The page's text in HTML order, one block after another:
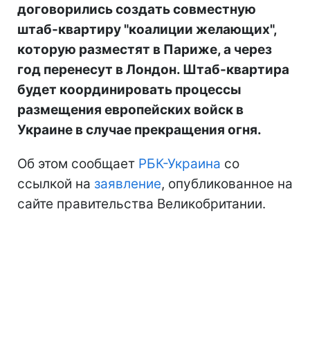
договорились создать совместную
штаб-квартиру "коалиции желающих",
которую разместят в Париже, а через
год перенесут в Лондон. Штаб-квартира
будет координировать процессы
размещения европейских войск в
Украине в случае прекращения огня.
Об этом сообщает РБК-Украина со
ссылкой на заявление, опубликованное на
сайте правительства Великобритании.